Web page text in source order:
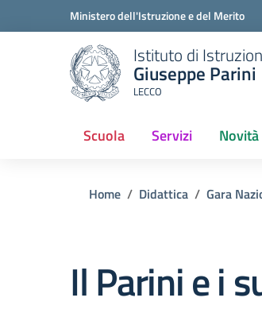
Ministero dell'Istruzione e del Merito
Istituto di
Giuseppe Parini
LECCO
Scuola Servizi Novità
Home Didattica Gara
Il Parini e i